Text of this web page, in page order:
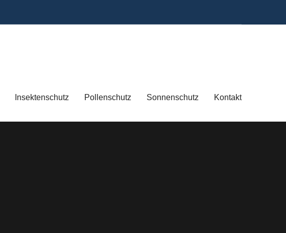
Insektenschutz Pollenschutz Sonnenschutz Kontakt